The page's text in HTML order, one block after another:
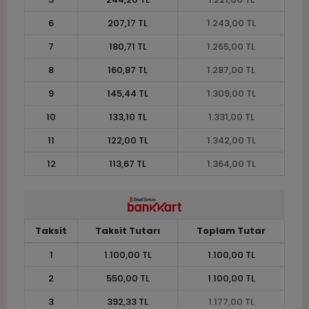
6
207,17 TL
1.243,00 TL
7
180,71 TL
1.265,00 TL
8
160,87 TL
1.287,00 TL
9
145,44 TL
1.309,00 TL
10
133,10 TL
1.331,00 TL
11
122,00 TL
1.342,00 TL
12
113,67 TL 1.364,00 TL
Taksit Taksit Tutarı
Toplam Tutar
1
1.100,00 TL
1.100,00 TL
2
550,00 TL
1.100,00 TL
3
392,33 TL
1.177,00 TL